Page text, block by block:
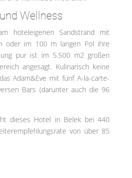
Wellness
hoteleigenen Sandstrand mit
oder im 100 m langen Pol ihre
pur ist im 5.500 m2 großen
angesagt. Kulinarisch keine
Adam&Eve mit fünf A-la-carte-
Bars (darunter auch die 96
dieses Hotel in Belek bei 440
von über 85